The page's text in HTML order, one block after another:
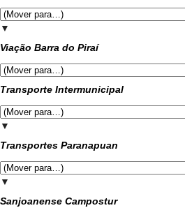
▼
Viação Barra do Piraí
Transporte Intermunicipal
▼
Transportes Paranapuan
▼
Sanjoanense Campostur